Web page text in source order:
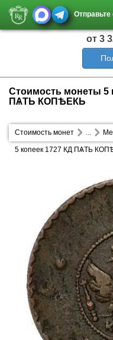
от 3
Стоимость монеты 5
ПѦТЬ КОПѢЕКЬ
Стоимость монет ...
5 копеек 1727 КД ПѦТЬ